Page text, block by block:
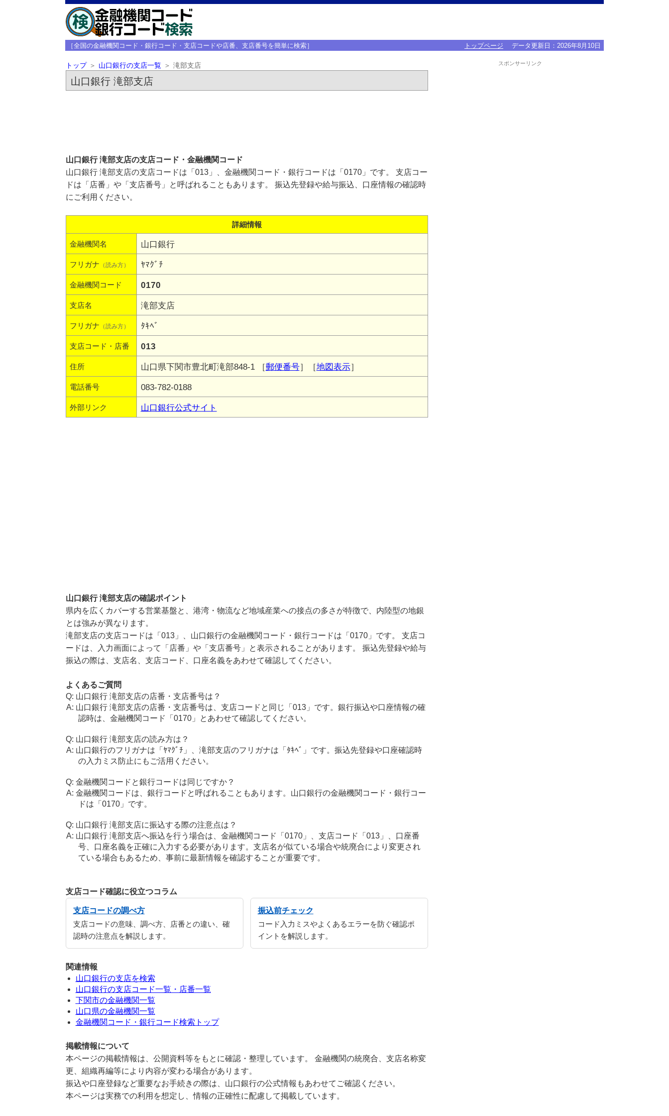
［全国の金融機関コード・銀行コード・支店コードや店番、支店番号を簡単に検索］ トップページ データ更新日： 2026年8月10日
トップ 山口銀行の支店一覧 滝部支店
山口銀行 滝部支店
山口銀行 滝部支店の支店コード・金融機関コード
山口銀行 滝部支店の支店コードは「013」、金融機関コード・銀行コードは「0170」です。 支店コー
ドは「店番」や「支店番号」と呼ばれることもあります。 振込先登録や給与振込、口座情報の確認時
にご利用ください。
詳細情報
金融機関名 山口銀行
フリガナ （読み方） ﾔﾏｸﾞﾁ
金融機関コード 0170
支店名 滝部支店
フリガナ （読み方） ﾀｷﾍﾞ
支店コード・店番 013
住所 山口県下関市豊北町滝部848-1 ［郵便番号］［地図表示］
電話番号 083-782-0188
外部リンク 山口銀行公式サイト
山口銀行 滝部支店の確認ポイント
県内を広くカバーする営業基盤と、港湾・物流など地域産業への接点の多さが特徴で、内陸型の地銀
とは強みが異なります。
滝部支店の支店コードは「013」、山口銀行の金融機関コード・銀行コードは「0170」です。 支店コ
ードは、入力画面によって「店番」や「支店番号」と表示されることがあります。 振込先登録や給与
振込の際は、支店名、支店コード、口座名義をあわせて確認してください。
よくあるご質問
山口銀行 滝部支店の店番・支店番号は？
山口銀行 滝部支店の店番・支店番号は、支店コードと同じ「013」です。銀行振込や口座情報の確
認時は、金融機関コード「0170」とあわせて確認してください。
山口銀行 滝部支店の読み方は？
山口銀行のフリガナは「ﾔﾏｸﾞﾁ」、滝部支店のフリガナは「ﾀｷﾍﾞ」です。振込先登録や口座確認時
の入力ミス防止にもご活用ください。
金融機関コードと銀行コードは同じですか？
金融機関コードは、銀行コードと呼ばれることもあります。山口銀行の金融機関コード・銀行コー
ドは「0170」です。
山口銀行 滝部支店に振込する際の注意点は？
山口銀行 滝部支店へ振込を行う場合は、金融機関コード「0170」、支店コード「013」、口座番
号、口座名義を正確に入力する必要があります。支店名が似ている場合や統廃合により変更され
ている場合もあるため、事前に最新情報を確認することが重要です。
支店コード確認に役立つコラム
支店コードの調べ方
支店コードの意味、調べ方、店番との違い、確
認時の注意点を解説します。
振込前チェック
コード入力ミスやよくあるエラーを防ぐ確認ポ
イントを解説します。
関連情報
山口銀行の支店を検索
山口銀行の支店コード一覧・店番一覧
下関市の金融機関一覧
山口県の金融機関一覧
金融機関コード・銀行コード検索トップ
掲載情報について
本ページの掲載情報は、公開資料等をもとに確認・整理しています。 金融機関の統廃合、支店名称変
更、組織再編等により内容が変わる場合があります。
振込や口座登録など重要なお手続きの際は、山口銀行の公式情報もあわせてご確認ください。
本ページは実務での利用を想定し、情報の正確性に配慮して掲載しています。
スポンサーリンク